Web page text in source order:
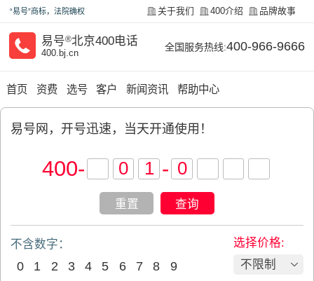
“易号”商标，法院确权 关于我们 400介绍 品牌故事
易号®北京400电话
400.bj.cn
全国服务热线:400-966-9666
首页 资费 选号 客户 新闻资讯 帮助中心
易号网，开号迅速，当天开通使用！
400- -
重置 查询
不含数字：
0 1 2 3 4 5 6 7 8 9
选择价格:
不限制